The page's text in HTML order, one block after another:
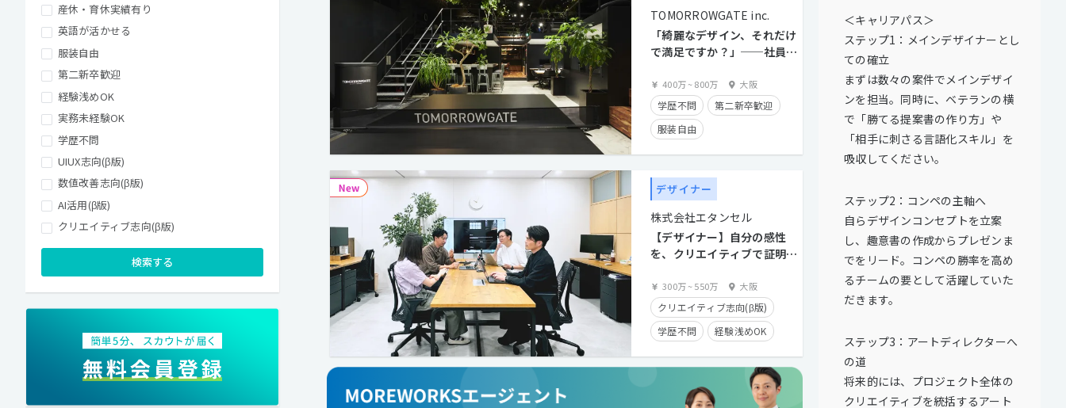
産休・育休実績有り
英語が活かせる
服装自由
第二新卒歓迎
経験浅めOK
実務未経験OK
学歴不問
UIUX志向(β版)
数値改善志向(β版)
AI活用(β版)
クリエイティブ志向(β版)
検索する
TOMORROWGATE inc.
「綺麗なデザイン、それだけ
で満足ですか？」──社員の
ー、公開中。
400万~800万 大阪
学歴不問
第二新卒歓迎
服装自由
産休・育休実績有り
住宅手当有り
フレックスタイム制
経験者優遇
クライアントとの直接取引多数
デザイナー
株式会社エタンセル
【デザイナー】自分の感性
を、クリエイティブで証明す
300万~550万 大阪
クリエイティブ志向(β版)
学歴不問
経験浅めOK
第二新卒歓迎
服装自由
残業手当有り
在宅勤務可
経験者優遇
＜キャリアパス＞
ステップ1：メインデザイナーとし
ての確立
まずは数々の案件でメインデザイ
ンを担当。同時に、ベテランの横
で「勝てる提案書の作り方」や
「相手に刺さる言語化スキル」を
吸収してください。
ステップ2：コンペの主軸へ
自らデザインコンセプトを立案
し、趣意書の作成からプレゼンま
でをリード。コンペの勝率を高め
るチームの要として活躍していた
だきます。
ステップ3：アートディレクターへ
の道
将来的には、プロジェクト全体の
クリエイティブを統括するアート